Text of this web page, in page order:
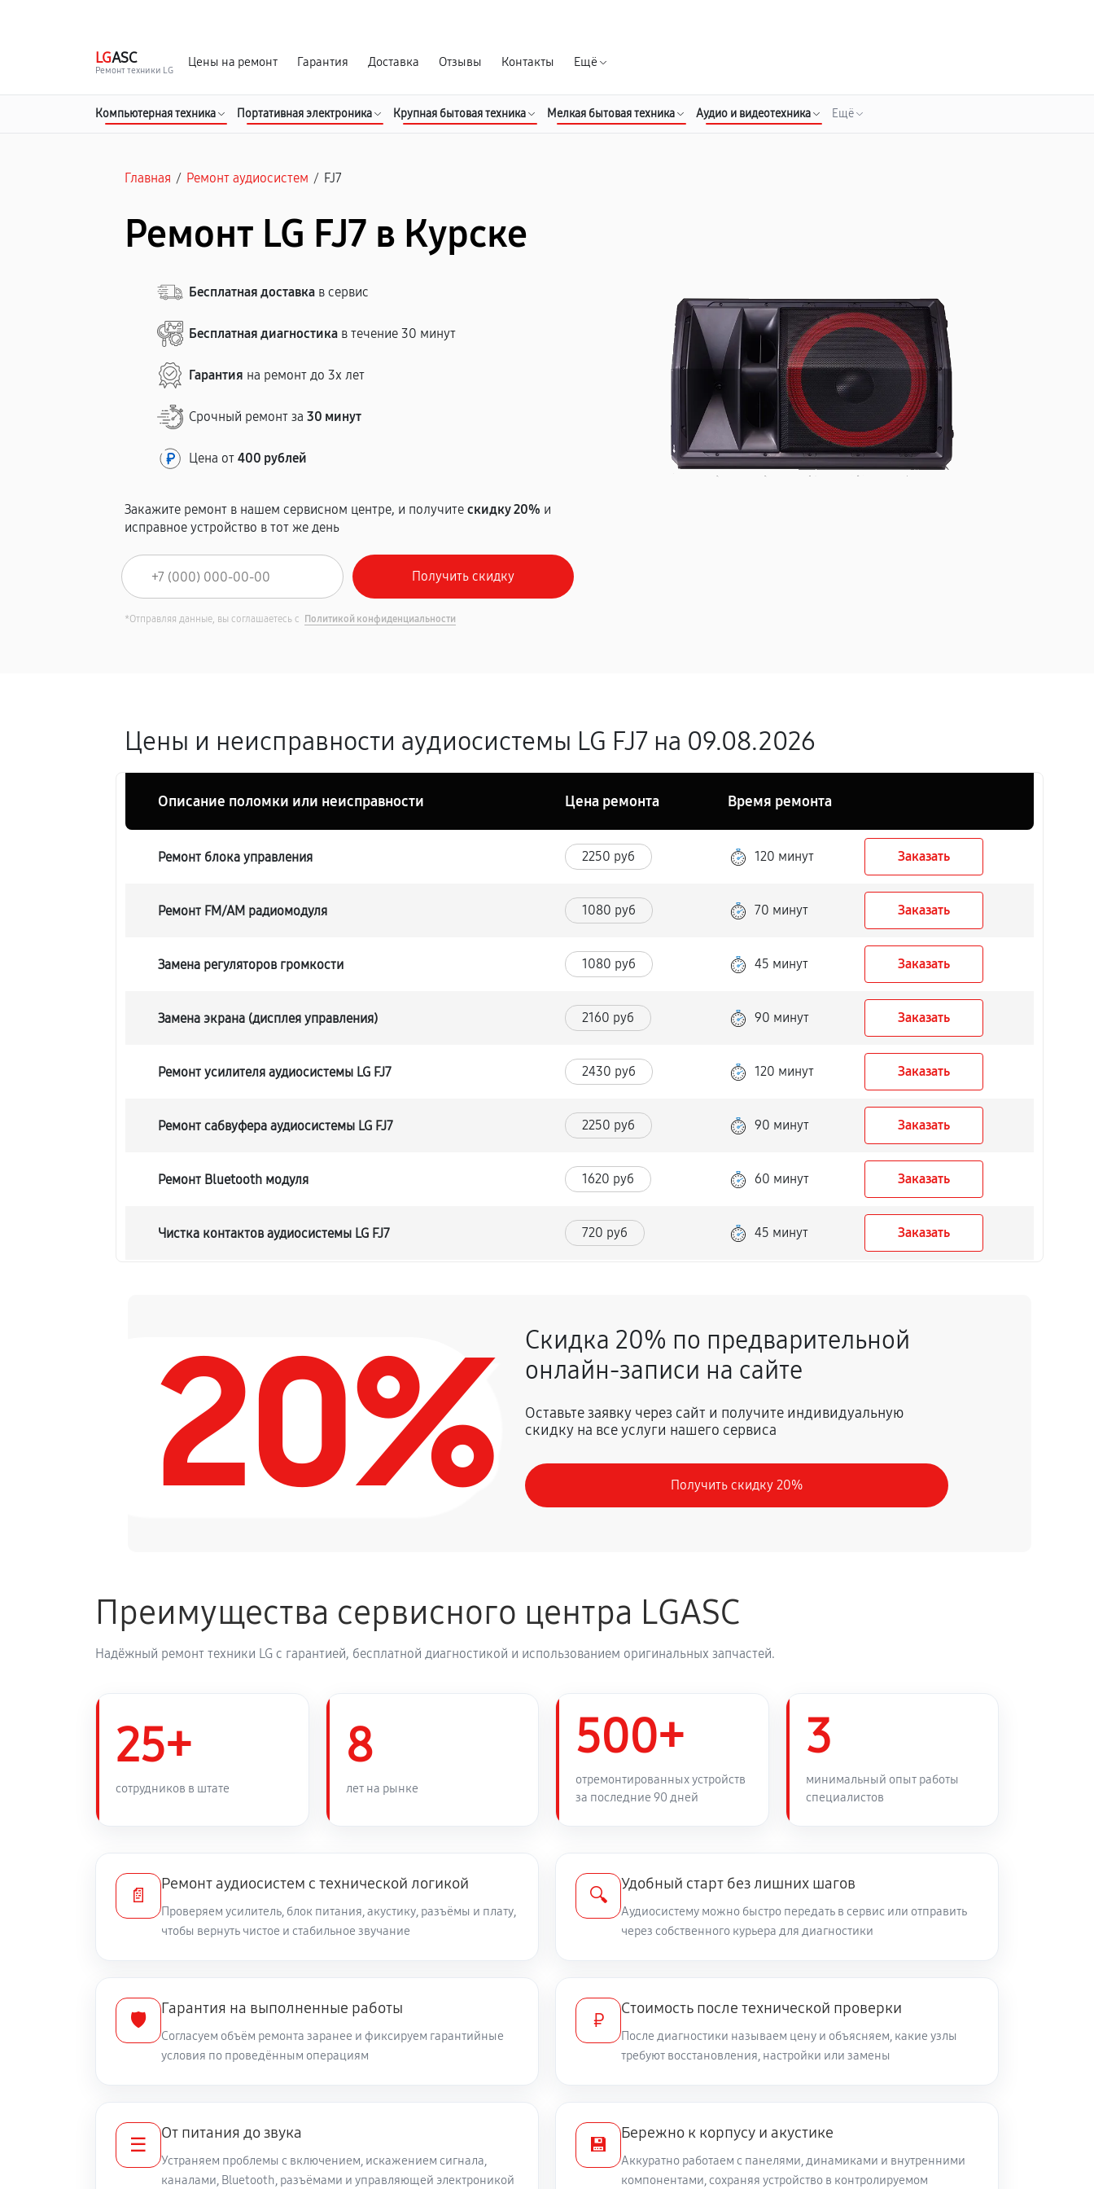
LGASC
Ремонт техники LG
Цены на ремонт Гарантия Доставка Отзывы Контакты Ещё
Компьютерная техника Портативная электроника Крупная бытовая техника Мелкая бытовая техника Аудио и видеотехника Ещё
Главная / Ремонт аудиосистем / FJ7
Ремонт LG FJ7 в Курске
Бесплатная доставка в сервис
Бесплатная диагностика в течение 30 минут
Гарантия на ремонт до 3х лет
Срочный ремонт за30 минут
Цена от400 рублей
Закажите ремонт в нашем сервисном центре, и получитескидку 20% и
исправное устройство в тот же день
*Отправляя данные, вы соглашаетесь с Политикой конфиденциальности
Цены и неисправности аудиосистемы LG FJ7 на 09.08.2026
Описание поломки или неисправности Цена ремонта Время ремонта
Ремонт блока управления 2250 руб 120 минут Заказать
Ремонт FM/AM радиомодуля 1080 руб 70 минут Заказать
Замена регуляторов громкости 1080 руб 45 минут Заказать
Замена экрана (дисплея управления) 2160 руб 90 минут Заказать
Ремонт усилителя аудиосистемы LG FJ7 2430 руб 120 минут Заказать
Ремонт сабвуфера аудиосистемы LG FJ7 2250 руб 90 минут Заказать
Ремонт Bluetooth модуля 1620 руб 60 минут Заказать
Чистка контактов аудиосистемы LG FJ7 720 руб 45 минут Заказать
900 руб 40 минут Заказать
Восстановление после попадания влаги
Замена динамика аудиосистемы LG FJ7
Заказать
Замена кабеля питания 810 руб
20%
Скидка 20% по предварительной
онлайн-записи на сайте
Оставьте заявку через сайт и получите индивидуальную
скидку на все услуги нашего сервиса
Получить скидку 20%
Преимущества сервисного центра LGASC
Надёжный ремонт техники LG с гарантией, бесплатной диагностикой и использованием оригинальных запчастей.
25+
сотрудников в штате
8
лет на рынке
500+
отремонтированных устройств
за последние 90 дней
3
минимальный опыт работы
специалистов
📄
Ремонт аудиосистем с технической логикой
Проверяем усилитель, блок питания, акустику, разъёмы и плату,
чтобы вернуть чистое и стабильное звучание
🔍
Удобный старт без лишних шагов
Аудиосистему можно быстро передать в сервис или отправить
через собственного курьера для диагностики
🛡️
Гарантия на выполненные работы
Согласуем объём ремонта заранее и фиксируем гарантийные
условия по проведённым операциям
₽
Стоимость после технической проверки
После диагностики называем цену и объясняем, какие узлы
требуют восстановления, настройки или замены
☰
От питания до звука
Устраняем проблемы с включением, искажением сигнала,
каналами, Bluetooth, разъёмами и управляющей электроникой
💾
Бережно к корпусу и акустике
Аккуратно работаем с панелями, динамиками и внутренними
компонентами, сохраняя устройство в контролируемом